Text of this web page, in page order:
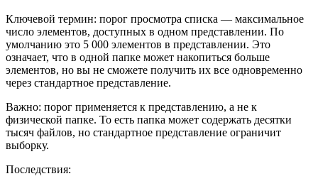
Ключевой термин: порог просмотра списка — максимальное
число элементов, доступных в одном представлении. По
умолчанию это 5 000 элементов в представлении. Это
означает, что в одной папке может накопиться больше
элементов, но вы не сможете получить их все одновременно
через стандартное представление.
Важно: порог применяется к представлению, а не к
физической папке. То есть папка может содержать десятки
тысяч файлов, но стандартное представление ограничит
выборку.
Последствия: